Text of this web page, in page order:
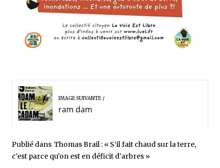
IMAGE SUIVANTE
ram dam
Publié dans Thomas Brail : « S’il fait chaud sur la terre,
c’est parce qu’on est en déficit d’arbres »